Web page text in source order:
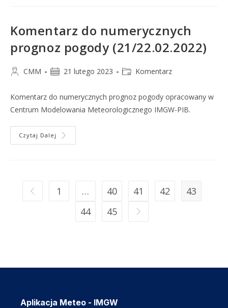
Komentarz do numerycznych
prognoz pogody (21/22.02.2022)
CMM 21 lutego 2023 Komentarz
Komentarz do numerycznych prognoz pogody opracowany w
Centrum Modelowania Meteorologicznego IMGW-PIB.
Czytaj Dalej
1 … 40 41 42
43
44
45
Aplikacja Meteo - IMGW